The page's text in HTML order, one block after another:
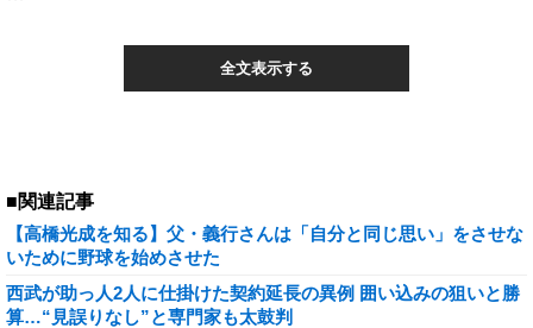
全文表示する
■関連記事
【高橋光成を知る】父・義行さんは「自分と同じ思い」をさせな
いために野球を始めさせた
西武が助っ人2人に仕掛けた契約延長の異例 囲い込みの狙いと勝
算…“見誤りなし”と専門家も太鼓判